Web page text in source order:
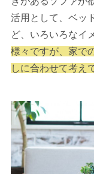
活用として、ベッ
ど、いろいろなイ
様々ですが、家で
しに合わせて考え